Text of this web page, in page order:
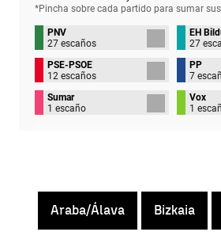
*Pincha sobre cada partido para sumar sus
PNV
27 escaños
EH
27
PSE-PSOE
12 escaños
PP
7
Sumar
1 escaño
Vox
1
Araba/Álava Bizkaia